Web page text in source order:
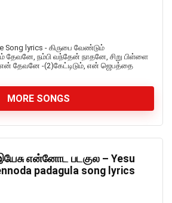
Song lyrics - கிருபை வேண்டும்
தேவனே, நம்பி வந்தேன் நாதனே, சிறு பிள்ளை
தேவனே -(2)கேட்டிடும், என் ஜெபத்தை
MORE SONGS
என்னோட படகுல – Yesu
padagula song lyrics